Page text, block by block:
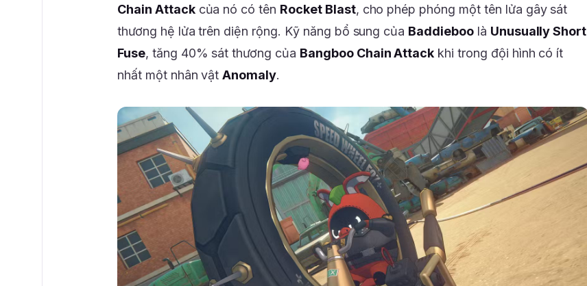
Chain Attackcủa nó có tên Rocket Blast, cho phép phóng một tên lửa gây sát
thương hệ lửa trên diện rộng. Kỹ năng bổ sung của Baddieboolà Unusually Short
Fuse, tăng 40% sát thương của Bangboo Chain Attack khi trong đội hình có ít
nhất một nhân vậtAnomaly.